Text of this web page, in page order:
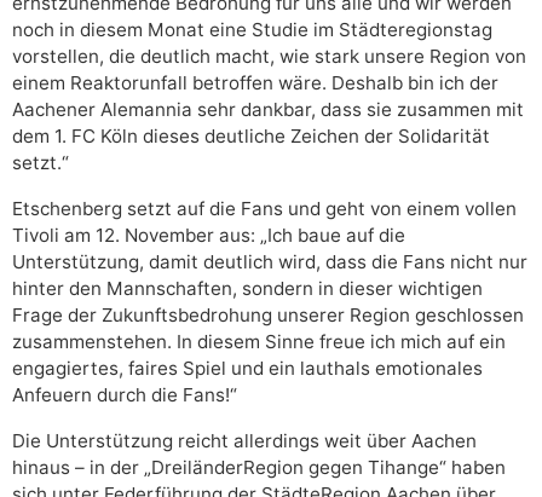
noch in diesem Monat eine Studie im Städteregionstag
vorstellen, die deutlich macht, wie stark unsere Region von
einem Reaktorunfall betroffen wäre. Deshalb bin ich der
Aachener Alemannia sehr dankbar, dass sie zusammen mit
dem 1. FC Köln dieses deutliche Zeichen der Solidarität
setzt.“
Etschenberg setzt auf die Fans und geht von einem vollen
Tivoli am 12. November aus: „Ich baue auf die
Unterstützung, damit deutlich wird, dass die Fans nicht nur
hinter den Mannschaften, sondern in dieser wichtigen
Frage der Zukunftsbedrohung unserer Region geschlossen
zusammenstehen. In diesem Sinne freue ich mich auf ein
engagiertes, faires Spiel und ein lauthals emotionales
Anfeuern durch die Fans!“
Die Unterstützung reicht allerdings weit über Aachen
hinaus – in der „DreiländerRegion gegen Tihange“ haben